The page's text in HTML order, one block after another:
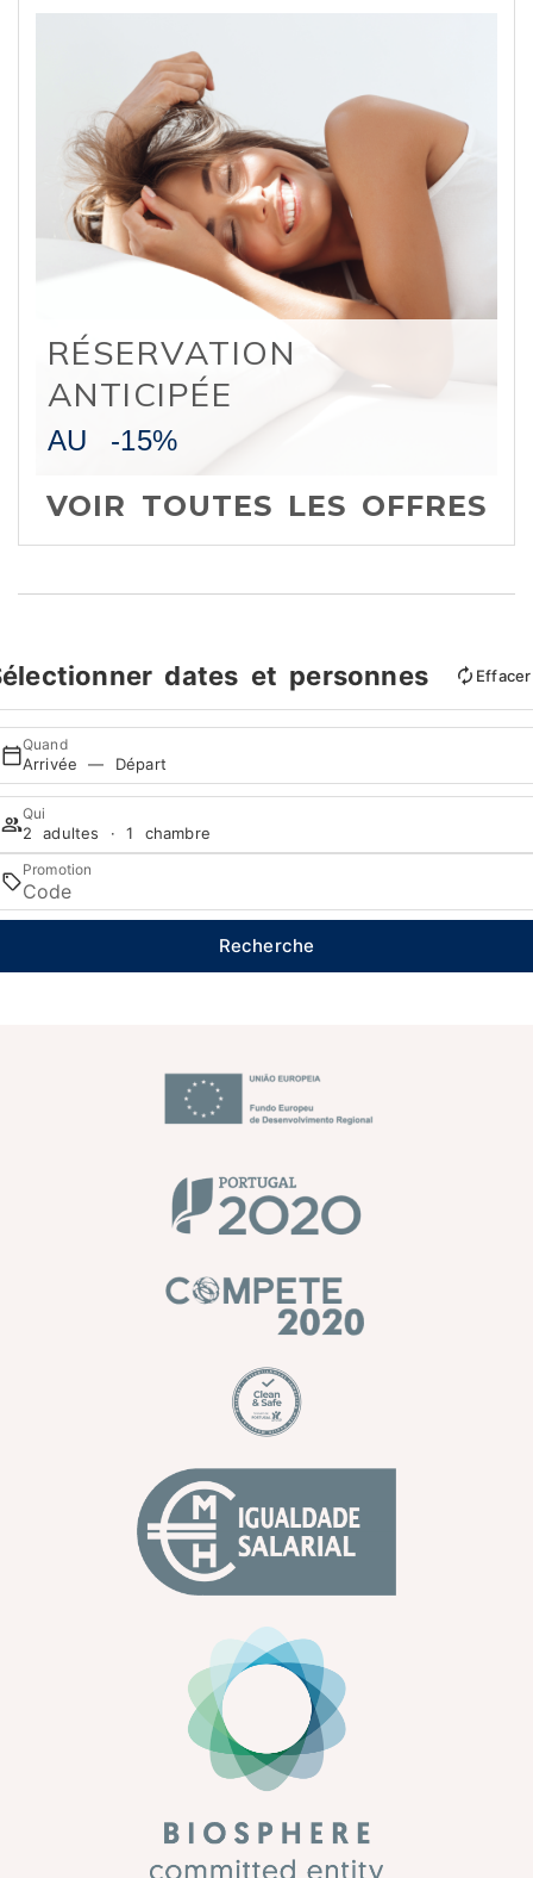
RÉSERVATION
ANTICIPÉE
AU -15%
VOIR TOUTES LES OFFRES
dates et personnes Effacer
Quand
Arrivée — Départ
Qui
2 adultes · 1 chambre
Promotion
Recherche